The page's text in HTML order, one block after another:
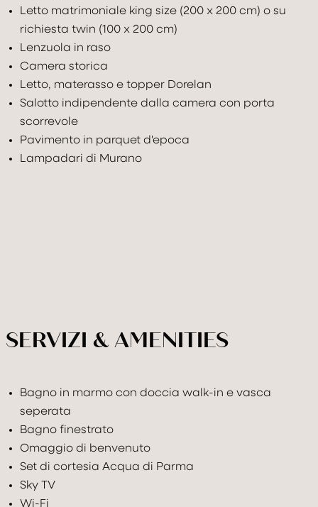
Letto matrimoniale king size (200 x 200 cm) o su
richiesta twin (100 x 200 cm)
Lenzuola in raso
Camera storica
Letto, materasso e topper Dorelan
Salotto indipendente dalla camera con porta
scorrevole
Pavimento in parquet d'epoca
Lampadari di Murano
SERVIZI & AMENITIES
Bagno in marmo con doccia walk-in e vasca
seperata
Bagno finestrato
Omaggio di benvenuto
Set di cortesia Acqua di Parma
Sky TV
Wi-Fi